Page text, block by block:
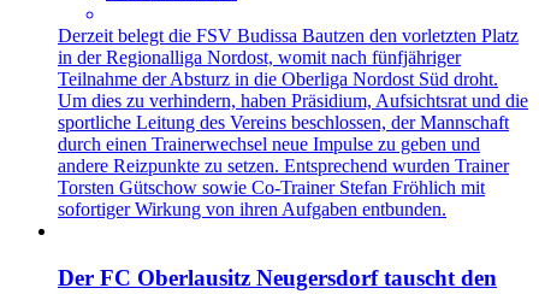
Derzeit belegt die FSV Budissa Bautzen den vorletzten Platz
in der Regionalliga Nordost, womit nach fünfjähriger
Teilnahme der Absturz in die Oberliga Nordost Süd droht.
Um dies zu verhindern, haben Präsidium, Aufsichtsrat und die
sportliche Leitung des Vereins beschlossen, der Mannschaft
durch einen Trainerwechsel neue Impulse zu geben und
andere Reizpunkte zu setzen. Entsprechend wurden Trainer
Torsten Gütschow sowie Co-Trainer Stefan Fröhlich mit
sofortiger Wirkung von ihren Aufgaben entbunden.
Der FC Oberlausitz Neugersdorf tauscht den